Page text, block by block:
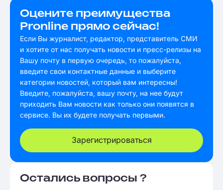
Оцените преимущества
Pronline прямо сейчас!
Если Вы журналист, редактор, представитель СМИ
и хотите от нас получать новости и пресс-релизы на
Вашу почту в первую очередь, то пожалуйста,
введите свои контактные данные и выберите
категории новостей, который вам интересны!
Введите, пожалуйста, вашу почту, на нее будут
приходить Вам новости как только они появятся в
сервисе. Вы их будете получать первыми.
Зарегистрироваться
Остались вопросы ?